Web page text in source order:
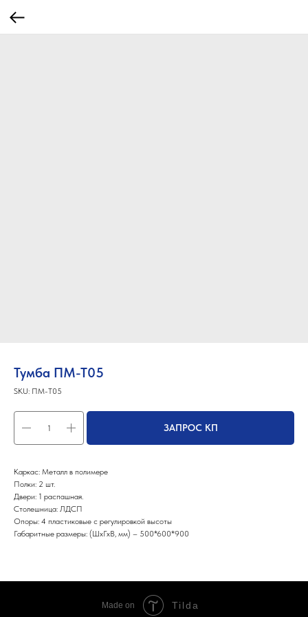
Тумба ПМ-Т05
SKU: ПМ-Т05
ЗАПРОС КП
Каркас: Металл в полимере
Полки: 2 шт.
Двери: 1 распашная.
Столешница: ЛДСП
Опоры: 4 пластиковые с регулировкой высоты
Габаритные размеры: (ШхГхВ, мм) – 500*600*900
Made on Tilda